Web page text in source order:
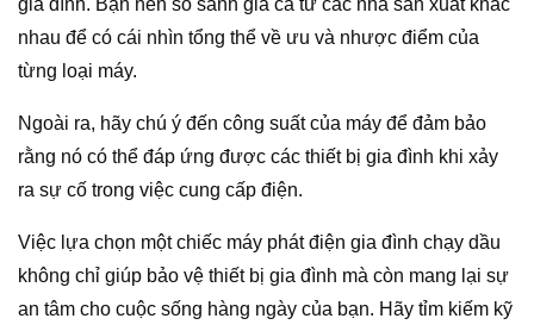
gia đình. Bạn nên so sánh giá cả từ các nhà sản xuất khác
nhau để có cái nhìn tổng thể về ưu và nhược điểm của
từng loại máy.
Ngoài ra, hãy chú ý đến công suất của máy để đảm bảo
rằng nó có thể đáp ứng được các thiết bị gia đình khi xảy
ra sự cố trong việc cung cấp điện.
Việc lựa chọn một chiếc máy phát điện gia đình chạy dầu
không chỉ giúp bảo vệ thiết bị gia đình mà còn mang lại sự
an tâm cho cuộc sống hàng ngày của bạn. Hãy tỉm kiếm kỹ